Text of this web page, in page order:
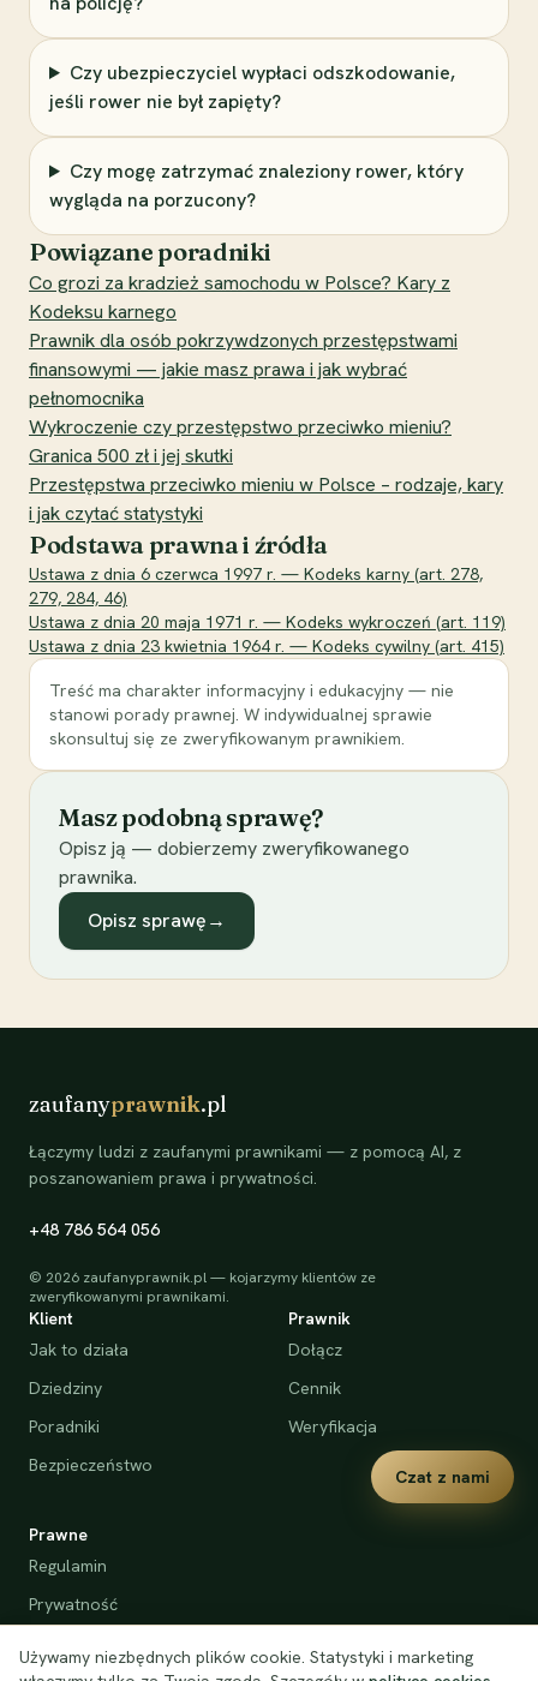
Czy ubezpieczyciel wypłaci odszkodowanie,
jeśli rower nie był zapięty?
Czy mogę zatrzymać znaleziony rower, który
wygląda na porzucony?
Powiązane poradniki
Co grozi za kradzież samochodu w Polsce? Kary z
Kodeksu karnego
Prawnik dla osób pokrzywdzonych przestępstwami
finansowymi — jakie masz prawa i jak wybrać
pełnomocnika
Wykroczenie czy przestępstwo przeciwko mieniu?
Granica 500 zł i jej skutki
Przestępstwa przeciwko mieniu w Polsce – rodzaje, kary
i jak czytać statystyki
Podstawa prawna i źródła
Ustawa z dnia 6 czerwca 1997 r. — Kodeks karny (art. 278,
279, 284, 46)
Ustawa z dnia 20 maja 1971 r. — Kodeks wykroczeń (art. 119)
Ustawa z dnia 23 kwietnia 1964 r. — Kodeks cywilny (art. 415)
Treść ma charakter informacyjny i edukacyjny — nie
stanowi porady prawnej. W indywidualnej sprawie
skonsultuj się ze zweryfikowanym prawnikiem.
Masz podobną sprawę?
Opisz ją — dobierzemy zweryfikowanego
prawnika.
Opisz sprawę→
zaufanyprawnik.pl
Łączymy ludzi z zaufanymi prawnikami — z pomocą AI, z
poszanowaniem prawa i prywatności.
+48 786 564 056
© 2026 zaufanyprawnik.pl — kojarzymy klientów ze
zweryfikowanymi prawnikami.
Klient
Jak to działa
Dziedziny
Poradniki
Bezpieczeństwo
Prawnik
Dołącz
Cennik
Weryfikacja
Prawne
Regulamin
Prywatność
Czat z nami
Używamy niezbędnych plików cookie. Statystyki i marketing